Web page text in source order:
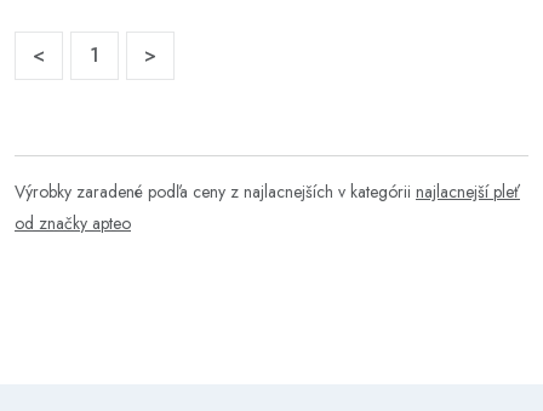
< 1 >
Výrobky zaradené podľa ceny z najlacnejších v kategórii najlacnejší pleť
od značky apteo